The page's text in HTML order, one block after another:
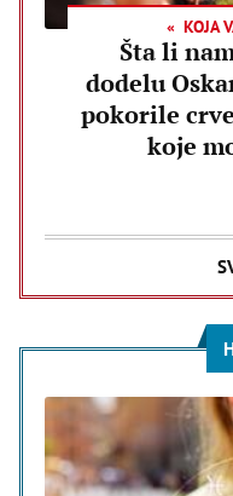
KOJA
Šta li
dodelu
pokorile
koje